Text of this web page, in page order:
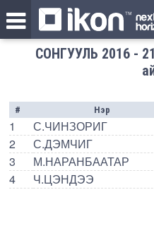
СОНГУУЛЬ 2016 -
# Нэр
1 С.ЧИНЗОРИГ
2 С.ДЭМЧИГ
3 М.НАРАНБААТАР
4 Ч.ЦЭНДЭЭ